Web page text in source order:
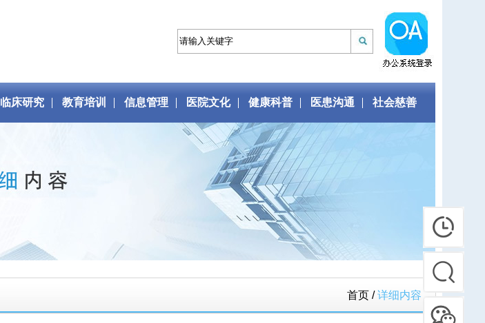
临床研究 教育培训 信息管理 医院文化 健康科普 医患沟通 社会慈善
首页 /详细内容